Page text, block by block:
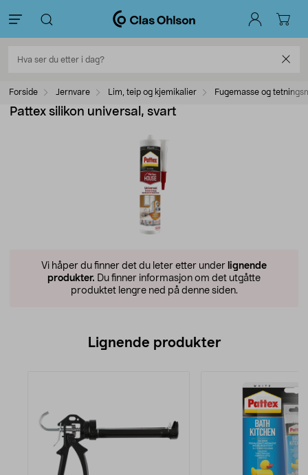
Forside Jernvare Lim, teip og kjemikalier Fugemasse og
Pattex silikon universal, svart
Vi håper du finner det du leter etter under lignende
produkter. Du finner informasjon om det utgåtte
produktet lengre ned på denne siden.
Lignende produkter